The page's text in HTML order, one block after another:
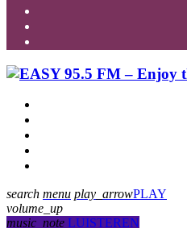
search menu play_arrowPLAY
volume_up
music_note LUISTEREN